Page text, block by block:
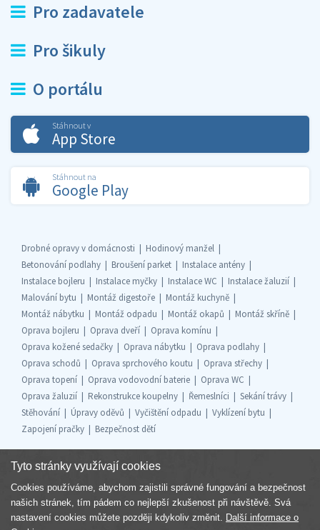
Pro zadavatele
Pro šikuly
O portálu
Stáhnout v
App Store
Stáhnout na
Google Play
Drobné opravy v domácnosti
Hodinový manžel
Betonování podlahy
Broušení parket
Instalace antény
Instalace bojleru
Instalace myčky Instalace WC
Instalace žaluzií
Malování bytu
Montáž digestoře
Montáž kuchyně
Montáž nábytku
Montáž odpadu Montáž okapů
Montáž skříně
Oprava bojleru
Oprava dveří
Oprava komínu
Oprava kožené sedačky
Oprava nábytku
Oprava podlahy
Oprava schodů
Oprava sprchového koutu
Oprava střechy
Oprava topení
Oprava vodovodní baterie
Oprava WC
Oprava žaluzií
Rekonstrukce koupelny Řemeslníci
Sekání trávy
Stěhování
Úpravy oděvů Vyčištění odpadu
Vyklízení bytu
Zapojení pračky
Bezpečnost dětí
Součást skupiny
Tyto stránky využívají cookies
Cookies používáme, abychom zajistili správné fungování a bezpečnost
našich stránek, tím pádem co nejlepší zkušenost při návštěvě. Svá
nastavení cookies můžete později kdykoliv změnit. Další informace o